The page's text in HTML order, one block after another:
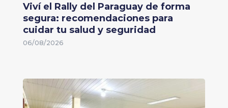
Viví el Rally del Paraguay de forma
segura: recomendaciones para
cuidar tu salud y seguridad
06/08/2026